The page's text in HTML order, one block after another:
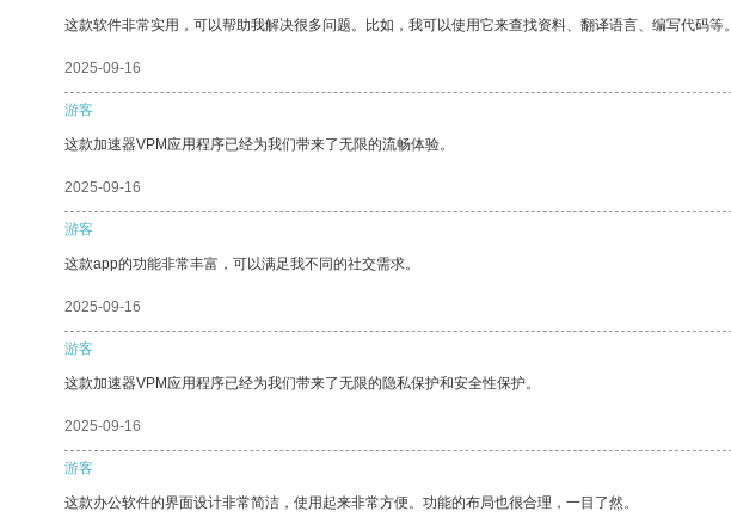
这款软件非常实用，可以帮助我解决很多问题。比如，我可以使用它来查找资料、翻译语言、编写代码等。
2025-09-16
游客
这款加速器VPM应用程序已经为我们带来了无限的流畅体验。
2025-09-16
游客
这款app的功能非常丰富，可以满足我不同的社交需求。
2025-09-16
游客
这款加速器VPM应用程序已经为我们带来了无限的隐私保护和安全性保护。
2025-09-16
游客
这款办公软件的界面设计非常简洁，使用起来非常方便。功能的布局也很合理，一目了然。